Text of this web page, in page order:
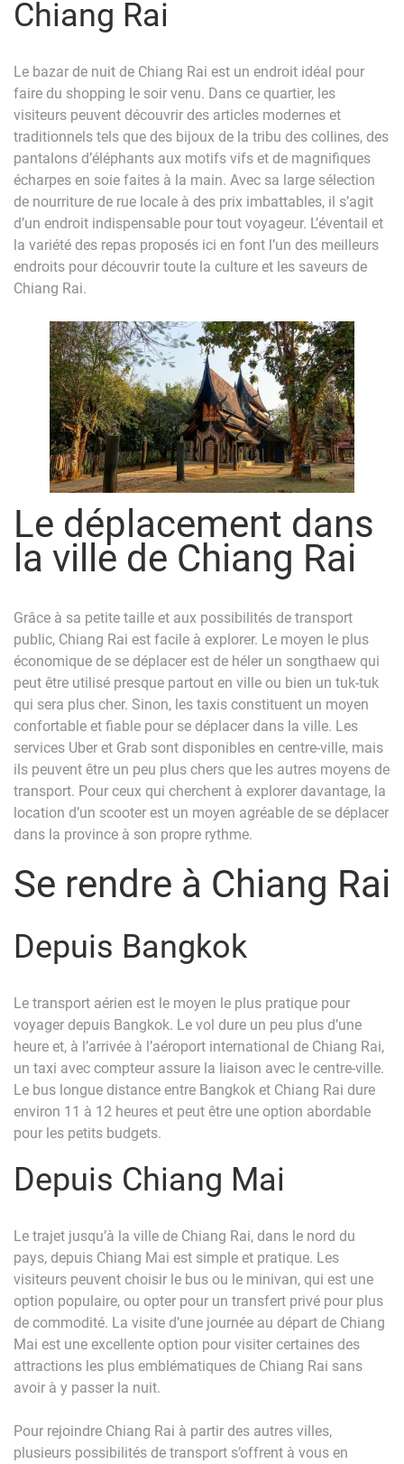
Chiang Rai
Le bazar de nuit de Chiang Rai est un endroit idéal pour
faire du shopping le soir venu. Dans ce quartier, les
visiteurs peuvent découvrir des articles modernes et
traditionnels tels que des bijoux de la tribu des collines, des
pantalons d’éléphants aux motifs vifs et de magnifiques
écharpes en soie faites à la main. Avec sa large sélection
de nourriture de rue locale à des prix imbattables, il s’agit
d’un endroit indispensable pour tout voyageur. L’éventail et
la variété des repas proposés ici en font l’un des meilleurs
endroits pour découvrir toute la culture et les saveurs de
Chiang Rai.
Le déplacement dans
la ville de Chiang Rai
Grâce à sa petite taille et aux possibilités de transport
public, Chiang Rai est facile à explorer. Le moyen le plus
économique de se déplacer est de héler un songthaew qui
peut être utilisé presque partout en ville ou bien un tuk-tuk
qui sera plus cher. Sinon, les taxis constituent un moyen
confortable et fiable pour se déplacer dans la ville. Les
services Uber et Grab sont disponibles en centre-ville, mais
ils peuvent être un peu plus chers que les autres moyens de
transport. Pour ceux qui cherchent à explorer davantage, la
location d’un scooter est un moyen agréable de se déplacer
dans la province à son propre rythme.
Se rendre à Chiang Rai
Depuis Bangkok
Le transport aérien est le moyen le plus pratique pour
voyager depuis Bangkok. Le vol dure un peu plus d’une
heure et, à l’arrivée à l’aéroport international de Chiang Rai,
un taxi avec compteur assure la liaison avec le centre-ville.
Le bus longue distance entre Bangkok et Chiang Rai dure
environ 11 à 12 heures et peut être une option abordable
pour les petits budgets.
Depuis Chiang Mai
Le trajet jusqu’à la ville de Chiang Rai, dans le nord du
pays, depuis Chiang Mai est simple et pratique. Les
visiteurs peuvent choisir le bus ou le minivan, qui est une
option populaire, ou opter pour un transfert privé pour plus
de commodité. La visite d’une journée au départ de Chiang
Mai est une excellente option pour visiter certaines des
attractions les plus emblématiques de Chiang Rai sans
avoir à y passer la nuit.
Pour rejoindre Chiang Rai à partir des autres villes,
plusieurs possibilités de transport s’offrent à vous en